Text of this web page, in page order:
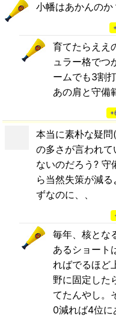
小幡はあかんのか
育てたらええ
ュラー格でつ
ームでも3割
あの肩と守備
本当に素朴な疑
の多さが言われ
ないのだろう? 守
ら当然失策が減
ずなのに、、
毎年、核とな
あるショート
ればでるほど
野に固定した
てたんやし。
0減れば4位に